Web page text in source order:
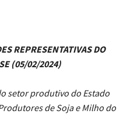
REPRESENTATIVAS DO
(05/02/2024)
setor produtivo do Estado
de Soja e Milho do